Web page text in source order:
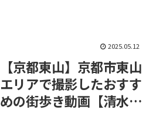
2025.05.12
【京都東山】京都市東山
エリアで撮影したおすす
めの街歩き動画【清水